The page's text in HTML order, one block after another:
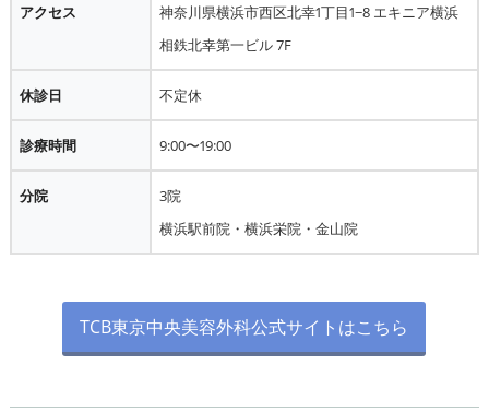
アクセス
神奈川県横浜市西区北幸1丁目1−8 エキニア横浜
相鉄北幸第一ビル 7F
休診日 不定休
診療時間 9:00〜19:00
分院
3院
横浜駅前院・横浜栄院・金山院
TCB東京中央美容外科公式サイトはこちら